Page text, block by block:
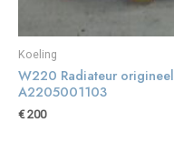
Koeling
W220 Radiateur
A2205001103
€200